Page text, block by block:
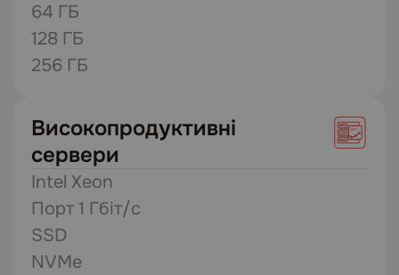
64 ГБ
128 ГБ
256 ГБ
Високопродуктивні
сервери
Intel Xeon
Порт 1 Гбіт/с
SSD
NVMe